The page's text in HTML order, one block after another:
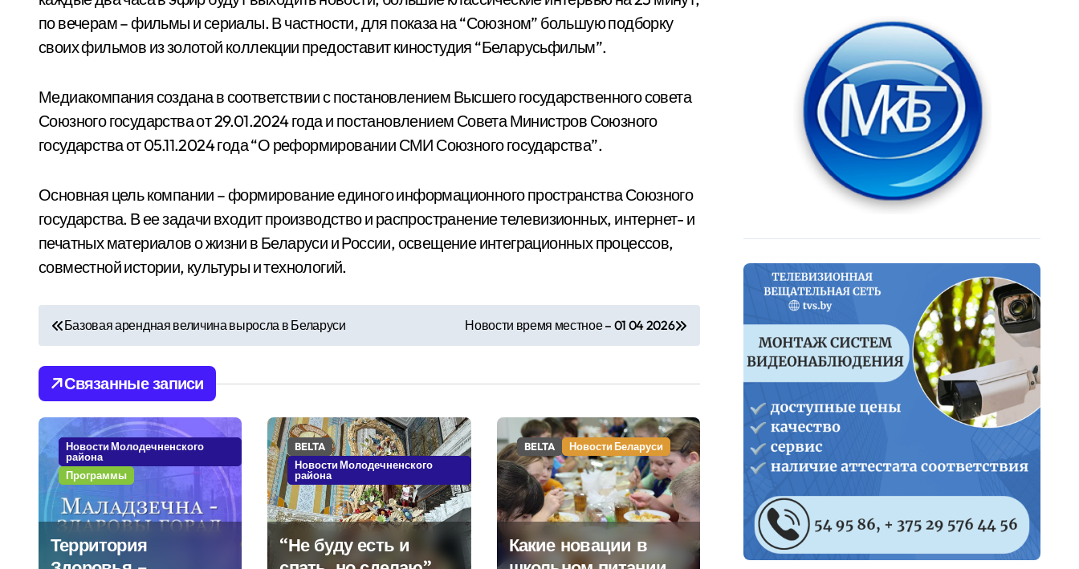
по вечерам – фильмы и сериалы. В частности, для показа на “Союзном” большую подборку
своих фильмов из золотой коллекции предоставит киностудия “Беларусьфильм”.
Медиакомпания создана в соответствии с постановлением Высшего государственного совета
Союзного государства от 29.01.2024 года и постановлением Совета Министров Союзного
государства от 05.11.2024 года “О реформировании СМИ Союзного государства”.
Основная цель компании – формирование единого информационного пространства Союзного
государства. В ее задачи входит производство и распространение телевизионных, интернет- и
печатных материалов о жизни в Беларуси и России, освещение интеграционных процессов,
совместной истории, культуры и технологий.
Н
а
в
и
г
а
ц
и
Базовая арендная величина выросла в Беларуси Новости время местное – 01 04 2026
Связанные записи
Новости Молодечненского
района
Программы
Территория
BELTA
Новости Молодечненского
района
“Не буду есть и
BELTA Новости Беларуси
Какие новации в